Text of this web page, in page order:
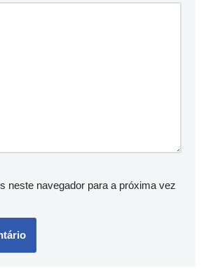
neste navegador para a próxima vez